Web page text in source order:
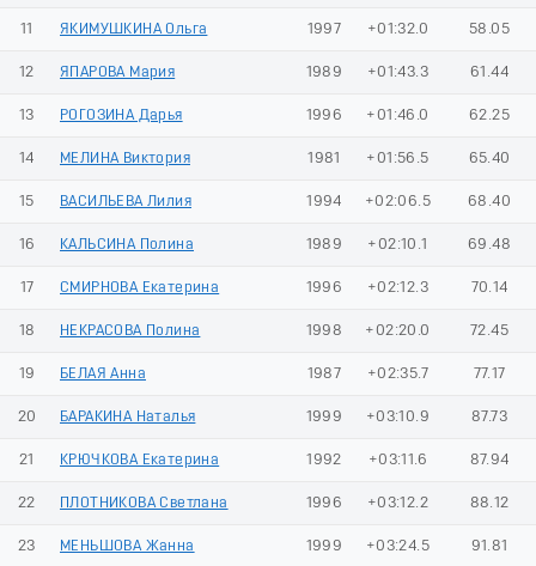
11 ЯКИМУШКИНА Ольга 1997 +01:32.0 58.05
12 ЯПАРОВА Мария 1989 +01:43.3 61.44
13 РОГОЗИНА Дарья 1996 +01:46.0 62.25
14 МЕЛИНА Виктория 1981 +01:56.5 65.40
15 ВАСИЛЬЕВА Лилия 1994 +02:06.5 68.40
16 КАЛЬСИНА Полина 1989 +02:10.1 69.48
17 СМИРНОВА Екатерина 1996 +02:12.3 70.14
18 НЕКРАСОВА Полина 1998 +02:20.0 72.45
19 БЕЛАЯ Анна 1987 +02:35.7 77.17
20 БАРАКИНА Наталья 1999 +03:10.9 87.73
21 КРЮЧКОВА Екатерина 1992 +03:11.6 87.94
22 ПЛОТНИКОВА Светлана 1996 +03:12.2 88.12
23 МЕНЬШОВА Жанна 1999 +03:24.5 91.81